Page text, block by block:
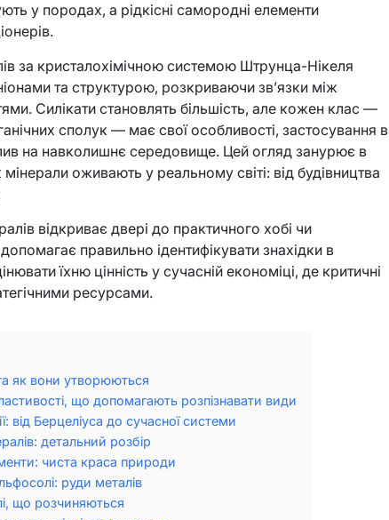
у породах, а рідкісні самородні елементи
за кристалохімічною системою Штрунца-Нікеля
та структурою, розкриваючи зв’язки між
Силікати становлять більшість, але кожен клас —
сполук — має свої особливості, застосування в
на навколишнє середовище. Цей огляд занурює в
оживають у реальному світі: від будівництва
відкриває двері до практичного хобі чи
правильно ідентифікувати знахідки в
їхню цінність у сучасній економіці, де критичні
ресурсами.
як вони утворюються
що допомагають розпізнавати види
від Берцеліуса до сучасної системи
детальний розбір
чиста краса природи
руди металів
що розчиняються